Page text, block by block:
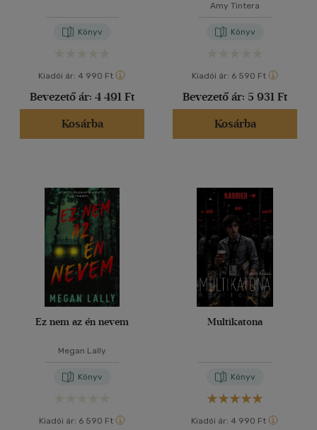
Könyv
Kiadói ár: 4 990 Ft
Bevezető ár: 4 491 Ft
Kosárba
Amy Tintera
Könyv
Kiadói ár: 6 590 Ft
Bevezető ár: 5 931 Ft
Kosárba
Ez nem az én nevem
Megan Lally
Könyv
Kiadói ár: 6 590 Ft
Multikatona
Könyv
Kiadói ár: 4 990 Ft